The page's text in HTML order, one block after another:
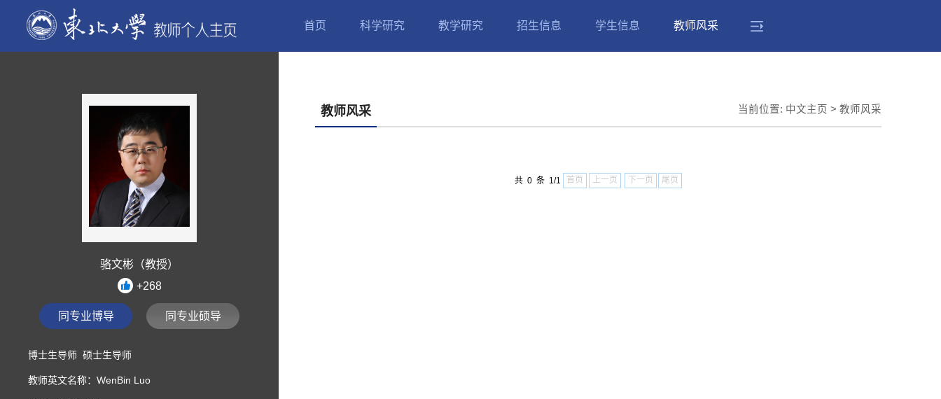
首页 科学研究 教学研究 招生信息 学生信息 教师风采
骆文彬（教授）
+268
同专业博导 同专业硕导
博士生导师 硕士生导师
教师英文名称：WenBin Luo
当前位置: 中文主页 >教师风采
教师风采
共 0 条 1/1 首页 上一页 下一页 尾页